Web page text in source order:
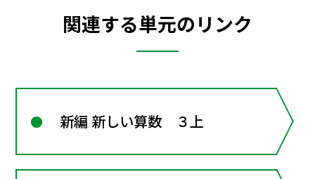
関連する単元のリンク
新編 新しい算数 ３上